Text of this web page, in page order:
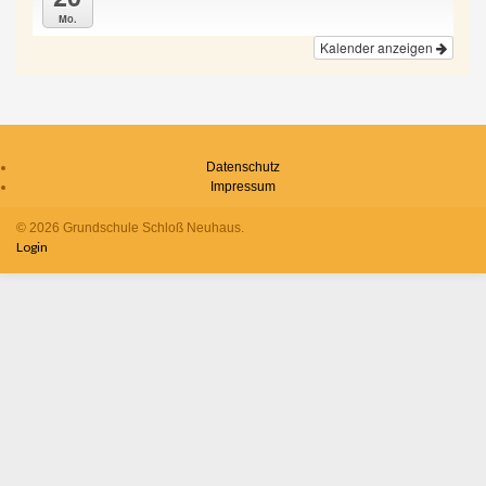
Mo.
Kalender anzeigen
Datenschutz
Impressum
© 2026 Grundschule Schloß Neuhaus.
Login